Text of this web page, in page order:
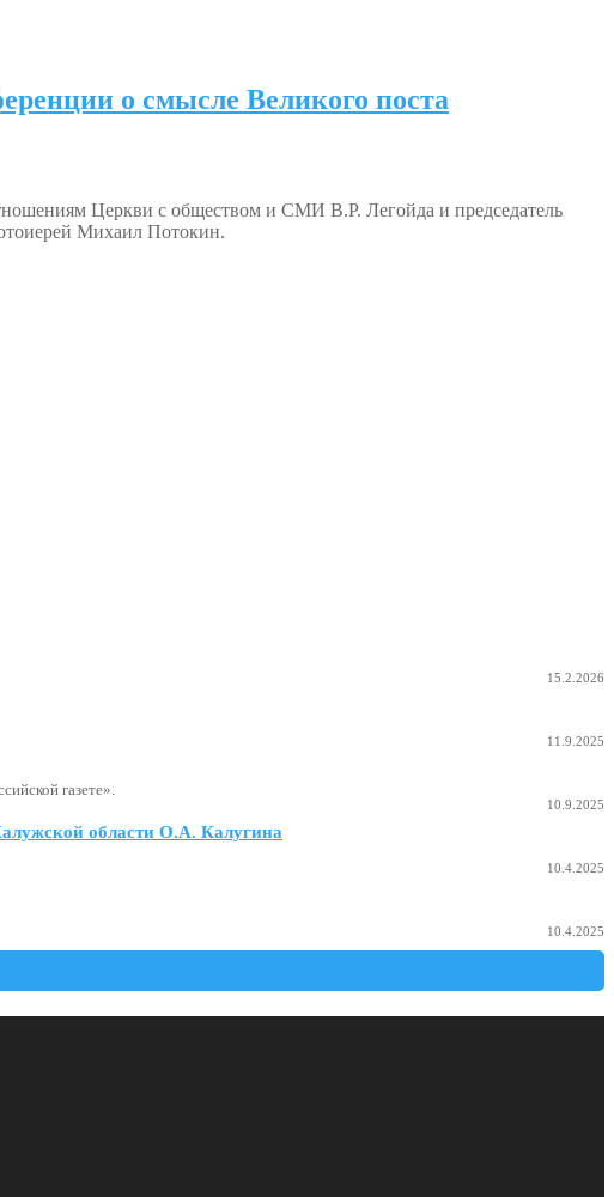
о смысле Великого поста
Церкви с обществом и СМИ В.Р. Легойда и председатель
Михаил Потокин.
15.2.2026
11.9.2025
газете».
10.9.2025
области О.А. Калугина
10.4.2025
10.4.2025